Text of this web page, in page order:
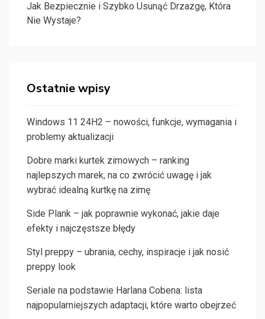
Jak Bezpiecznie i Szybko Usunąć Drzazgę, Która
Nie Wystaje?
Ostatnie wpisy
Windows 11 24H2 – nowości, funkcje, wymagania i
problemy aktualizacji
Dobre marki kurtek zimowych – ranking
najlepszych marek, na co zwrócić uwagę i jak
wybrać idealną kurtkę na zimę
Side Plank – jak poprawnie wykonać, jakie daje
efekty i najczęstsze błędy
Styl preppy – ubrania, cechy, inspiracje i jak nosić
preppy look
Seriale na podstawie Harlana Cobena: lista
najpopularniejszych adaptacji, które warto obejrzeć